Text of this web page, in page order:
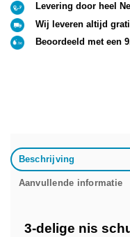
Levering door heel
Wij leveren altijd
Beoordeeld met een
Beschrijving
Aanvullende informatie
3-delige nis